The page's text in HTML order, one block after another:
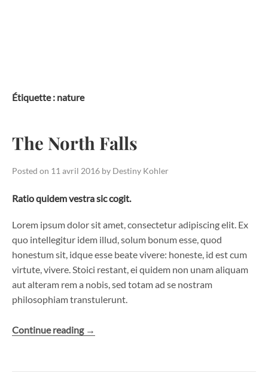
content
Étiquette : nature
The North Falls
Posted on 11 avril 2016 by Destiny Kohler
Ratio quidem vestra sic cogit.
Lorem ipsum dolor sit amet, consectetur adipiscing elit. Ex
quo intellegitur idem illud, solum bonum esse, quod
honestum sit, idque esse beate vivere: honeste, id est cum
virtute, vivere. Stoici restant, ei quidem non unam aliquam
aut alteram rem a nobis, sed totam ad se nostram
philosophiam transtulerunt.
Continue reading « The
→